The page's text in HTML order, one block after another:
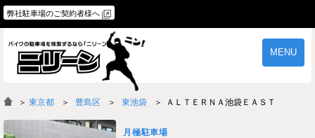
弊社駐車場のご契約者様へ
MENU
物件一覧 ご契約の流れ
よくあるご質問
＞ 東京都 豊島区 東池袋 ＡＬＴＥＲＮＡ池袋ＥＡＳＴ
月極駐車場